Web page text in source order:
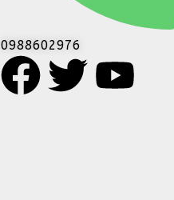
0988602976